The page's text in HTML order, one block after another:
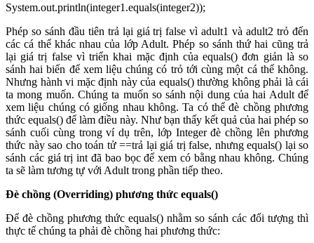
System.out.println(integer1.equals(integer2));
Phép so sánh đầu tiên trả lại giá trị false vì adult1 và adult2 trỏ đến
các cá thể khác nhau của lớp Adult. Phép so sánh thứ hai cũng trả
lại giá trị false vì triển khai mặc định của equals() đơn giản là so
sánh hai biến để xem liệu chúng có trỏ tới cùng một cá thể không.
Nhưng hành vi mặc định này của equals() thường không phải là cái
ta mong muốn. Chúng ta muốn so sánh nội dung của hai Adult để
xem liệu chúng có giống nhau không. Ta có thể đè chồng phương
thức equals() để làm điều này. Như bạn thấy kết quả của hai phép so
sánh cuối cùng trong ví dụ trên, lớp Integer đè chồng lên phương
thức này sao cho toán tử ==trả lại giá trị false, nhưng equals() lại so
sánh các giá trị int đã bao bọc để xem có bằng nhau không. Chúng
ta sẽ làm tương tự với Adult trong phần tiếp theo.
Đè chồng (Overriding) phương thức equals()
Để đè chồng phương thức equals() nhằm so sánh các đối tượng thì
thực tế chúng ta phải đè chồng hai phương thức: